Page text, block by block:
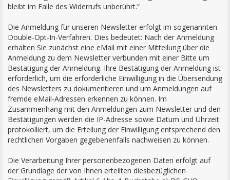
bleibt im Falle des Widerrufs unberührt.“
Die Anmeldung für unseren Newsletter erfolgt im sogenannten
Double-Opt-In-Verfahren. Dies bedeutet: Nach der Anmeldung
erhalten Sie zunächst eine eMail mit einer Mitteilung über die
Anmeldung zu dem Newsletter verbunden mit einer Bitte um
Bestätigung der Anmeldung. Ihre Bestätigung der Anmeldung ist
erforderlich, um die erforderliche Einwilligung in die Übersendung
des Newsletters zu dokumentieren und um Anmeldungen auf
fremde eMail-Adressen erkennen zu können. Im
Zusammenhang mit den Anmeldungen zum Newsletter und den
Bestätigungen werden die IP-Adresse sowie Datum und Uhrzeit
protokolliert, um die Erteilung der Einwilligung entsprechend den
rechtlichen Vorgaben gegebenenfalls nachweisen zu können.
Die Verarbeitung Ihrer personenbezogenen Daten erfolgt auf
der Grundlage der von Ihnen erteilten diesbezüglichen